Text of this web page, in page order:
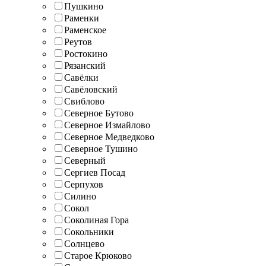
Пушкино
Раменки
Раменское
Реутов
Ростокино
Рязанский
Савёлки
Савёловский
Свиблово
Северное Бутово
Северное Измайлово
Северное Медведково
Северное Тушино
Северный
Сергиев Посад
Серпухов
Силино
Сокол
Соколиная Гора
Сокольники
Солнцево
Старое Крюково